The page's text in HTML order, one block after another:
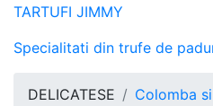
TARTUFI JIMMY
Specialitati din trufe de
DELICATESE
Colomba